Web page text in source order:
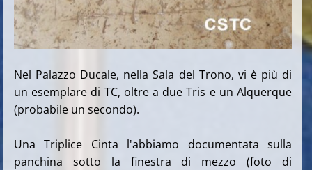
Nel Palazzo Ducale, nella Sala del Trono, vi è più di
un esemplare di TC, oltre a due Tris e un Alquerque
(probabile un secondo).
Una Triplice Cinta l'abbiamo documentata sulla
panchina sotto la finestra di mezzo (foto di